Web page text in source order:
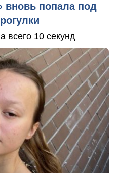
вновь попала под
всего 10 секунд